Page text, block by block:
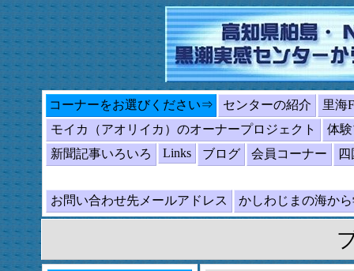
コーナーをお選びください⇒ センターの紹介
里海
モイカ（アオリイカ）のオーナープロジェクト
体
新聞記事いろいろ
Links ブログ 会員コーナー
お問い合わせ先メールアドレス かしわじまの海か